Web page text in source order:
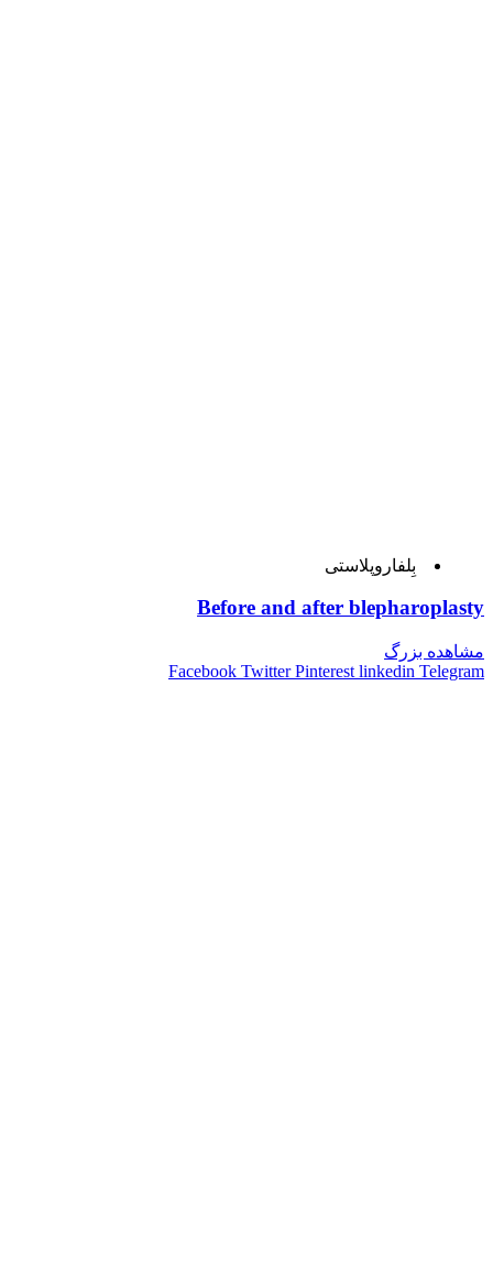
بِلفاروپلاستی
Before and after blepharoplasty
مشاهده بزرگ
Facebook Twitter Pinterest linkedin Telegram